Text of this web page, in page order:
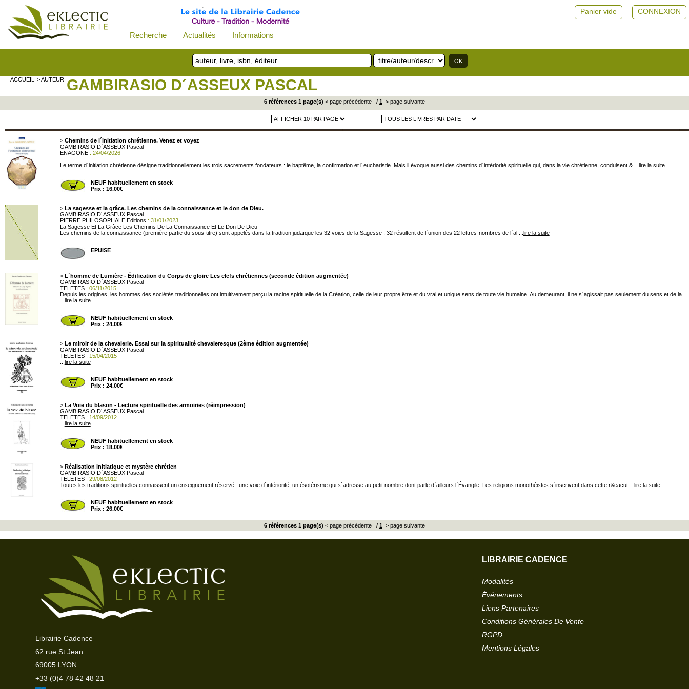
Recherche Actualités Informations
CONNEXION
Panier vide
ACCUEIL > AUTEUR GAMBIRASIO D´ASSEUX PASCAL
6 références 1 page(s) < page précédente / 1 > page suivante
> Chemins de l´initiation chrétienne. Venez et voyez
GAMBIRASIO D´ASSEUX Pascal
ENAGONE: 24/04/2026
Le terme d´initiation chrétienne désigne traditionnellement les trois sacrements fondateurs : le baptême, la confirmation et l´eucharistie. Mais il évoque aussi des chemins d´intériorité spirituelle qui, dans la vie chrétienne, conduisent & ... lire la suite
NEUF habituellement en stock
Prix : 16.00€
> La sagesse et la grâce. Les chemins de la connaissance et le don de Dieu.
GAMBIRASIO D´ASSEUX Pascal
PIERRE PHILOSOPHALE Editions : 31/01/2023
La Sagesse Et La Grâce Les Chemins De La Connaissance Et Le Don De Dieu
Les chemins de la connaissance (première partie du sous-titre) sont appelés dans la tradition judaïque les 32 voies de la Sagesse : 32 résultent de l´union des 22 lettres-nombres de l´al ... lire la suite
EPUISE
> L´homme de Lumière - Édification du Corps de gloire Les clefs chrétiennes (seconde édition augmentée)
GAMBIRASIO D´ASSEUX Pascal
TELETES: 06/11/2015
Depuis les origines, les hommes des sociétés traditionnelles ont intuitivement perçu la racine spirituelle de la Création, celle de leur propre être et du vrai et unique sens de toute vie humaine. Au demeurant, il ne s´agissait pas seulement du sens et de la
lire la suite
NEUF habituellement en stock
Prix : 24.00€
> Le miroir de la chevalerie. Essai sur la spiritualité chevaleresque (2ème édition augmentée)
GAMBIRASIO D´ASSEUX Pascal
TELETES: 15/04/2015
lire la suite
NEUF habituellement en stock
Prix : 24.00€
> La Voie du blason - Lecture spirituelle des armoiries (réimpression)
GAMBIRASIO D´ASSEUX Pascal
TELETES: 14/09/2012
lire la suite
NEUF habituellement en stock
Prix : 18.00€
> Réalisation initiatique et mystère chrétien
GAMBIRASIO D´ASSEUX Pascal
TELETES: 29/08/2012
Toutes les traditions spirituelles connaissent un enseignement réservé : une voie d´intériorité, un ésotérisme qui s´adresse au petit nombre dont parle d´ailleurs l´Évangile. Les religions monothéistes s´inscrivent dans cette r&eacut ... lire la suite
NEUF habituellement en stock
Prix : 26.00€
6 références 1 page(s) < page précédente / 1 > page suivante
Librairie Cadence
62 rue St Jean
69005 LYON
+33 (0)4 78 42 48 21
LIBRAIRIE CADENCE
Modalités
Événements
Liens Partenaires
Conditions Générales De Vente
RGPD
Mentions Légales